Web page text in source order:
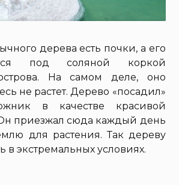
дерева есть почки, а его
под соляной коркой
На самом деле, оно
не растет. Дерево «посадил»
в качестве красивой
приезжал сюда каждый день
для растения. Так дереву
в экстремальных условиях.